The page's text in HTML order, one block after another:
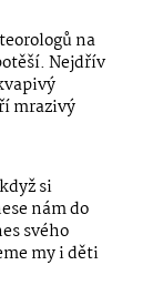
na
Nejdřív
mrazivý
si
nám do
svého
my i děti